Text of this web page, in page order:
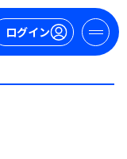
ログイン